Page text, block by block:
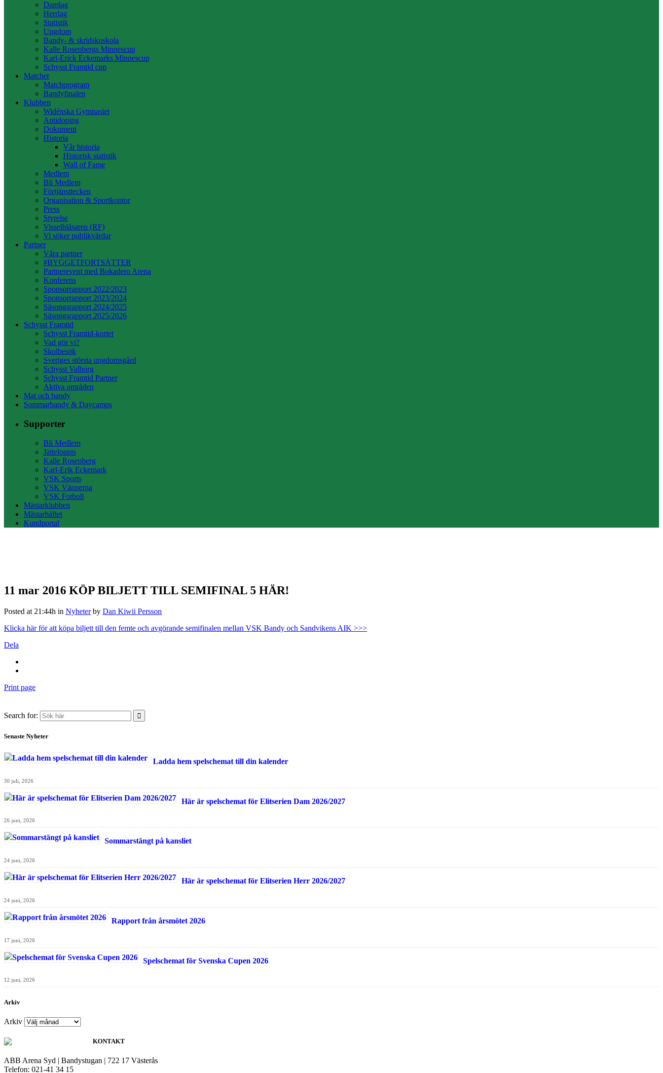
Damlag
Herrlag
Statistik
Ungdom
Bandy- & skridskoskola
Kalle Rosenbergs Minnescup
Karl-Erick Eckemarks Minnescup
Schysst Framtid cup
Matcher
Matchprogram
Bandyfinalen
Klubben
Widénska Gymnasiet
Antidoping
Dokument
Historia
Vår historia
Historisk statistik
Wall of Fame
Medlem
Bli Medlem
Förtjänsttecken
Organisation & Sportkontor
Press
Styrelse
Visselblåsaren (RF)
Vi söker publikvärdar
Partner
Våra partner
#BYGGETFORTSÄTTER
Partnerevent med Bokadero Arena
Konferens
Sponsorrapport 2022/2023
Sponsorrapport 2023/2024
Säsongsrapport 2024/2025
Säsongsrapport 2025/2026
Schysst Framtid
Schysst Framtid-kortet
Vad gör vi?
Skolbesök
Sveriges största ungdomsgård
Schysst Valborg
Schysst Framtid Partner
Aktiva områden
Mat och bandy
Sommarbandy & Daycamps
Supporter
Bli Medlem
Jätteloppis
Kalle Rosenberg
Karl-Erik Eckemark
VSK Sports
VSK Vännerna
VSK Fotboll
Mästarklubben
Mästarhäftet
Kundportal
11 mar 2016 KÖP BILJETT TILL SEMIFINAL 5 HÄR!
Posted at 21:44h in Nyheter by Dan Kiwii Persson
Klicka här för att köpa biljett till den femte och avgörande semifinalen mellan VSK Bandy och Sandvikens AIK >>>
Dela
Print page
Search for:
Senaste Nyheter
Ladda hem spelschemat till din kalender
30 juli, 2026
Här är spelschemat för Elitserien Dam 2026/2027
26 juni, 2026
Sommarstängt på kansliet
24 juni, 2026
Här är spelschemat för Elitserien Herr 2026/2027
24 juni, 2026
Rapport från årsmötet 2026
17 juni, 2026
Spelschemat för Svenska Cupen 2026
12 juni, 2026
Arkiv
Arkiv
KONTAKT
ABB Arena Syd | Bandystugan | 722 17 Västerås
Telefon: 021-41 34 15